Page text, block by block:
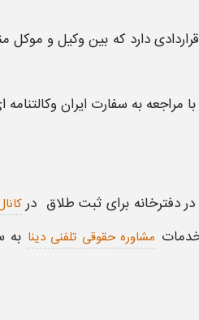
دارد که بین وکیل و موکل
مراجعه به سفارت ایران
دفترخانه برای ثبت طلاق در
خدمات مشاوره حقوقی تلفنی دینا به